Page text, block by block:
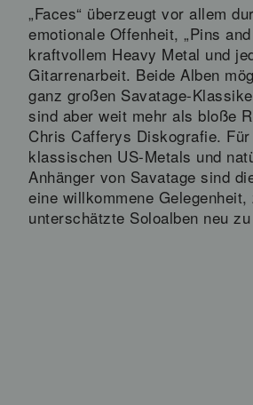
„Faces“ überzeugt vor allem
emotionale Offenheit, „Pins
kraftvollem Heavy Metal und
Gitarrenarbeit. Beide Alben
ganz großen Savatage-
sind aber weit mehr als bloße
Chris Cafferys Diskografie. Für
klassischen US-Metals und
Anhänger von Savatage sind
eine willkommene
unterschätzte Soloalben neu